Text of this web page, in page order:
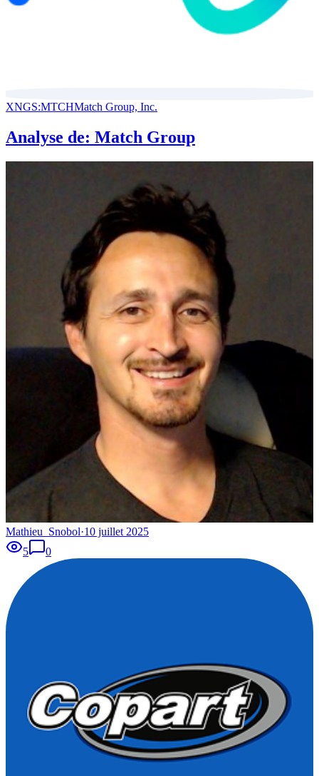
XNGS:MTCHMatch Group, Inc.
Analyse de: Match Group
Mathieu_Snobol·10 juillet 2025
5
0